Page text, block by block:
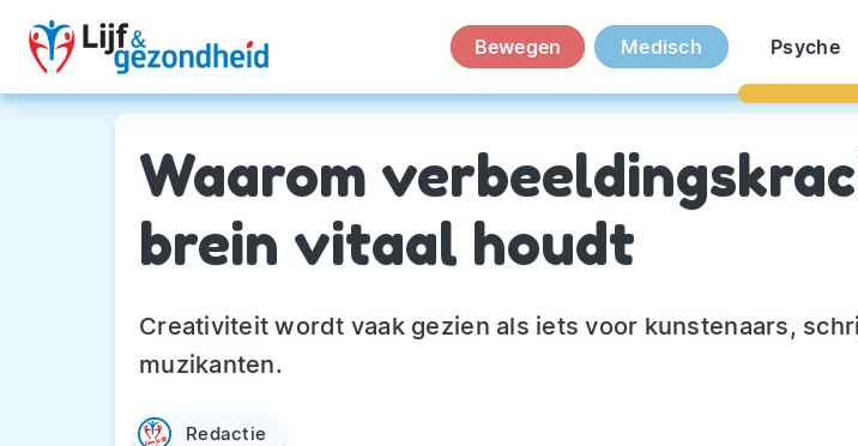
Bewegen Medisch Psyche
Waarom
brein vitaal houdt
Creativiteit wordt vaak gezien als iets voor kunstenaars,
muzikanten.
Redactie